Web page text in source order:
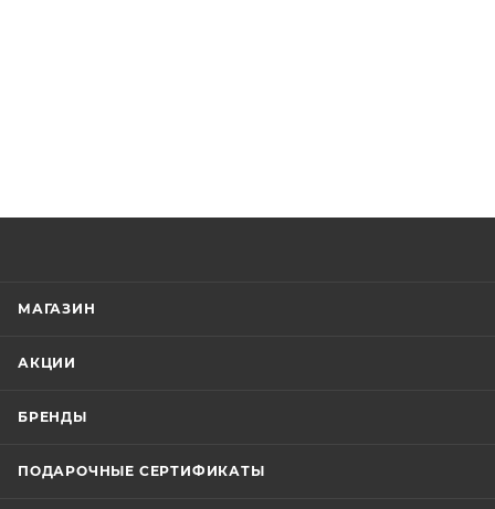
МАГАЗИН
АКЦИИ
БРЕНДЫ
ПОДАРОЧНЫЕ СЕРТИФИКАТЫ